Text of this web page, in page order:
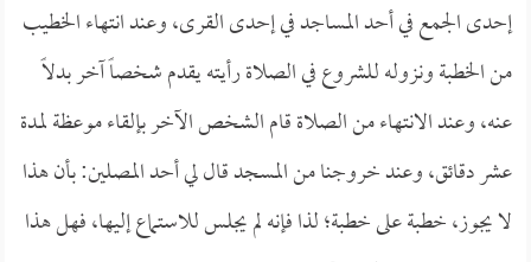
إحدى الجمع في أحد المساجد في إحدى القرى، وعند انتهاء الخطيب
من الخطبة ونزوله للشروع في الصلاة رأيته يقدم شخصاً آخر بدلاً
عنه، وعند الانتهاء من الصلاة قام الشخص الآخر بإلقاء موعظة لمدة
عشر دقائق، وعند خروجنا من المسجد قال لي أحد المصلين: بأن هذا
لا يجوز، خطبة على خطبة؛ لذا فإنه لم يجلس للاستماع إليها، فهل هذا